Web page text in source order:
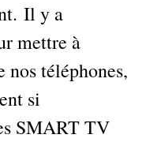
Il y a
mettre à
nos téléphones,
si
SMART TV